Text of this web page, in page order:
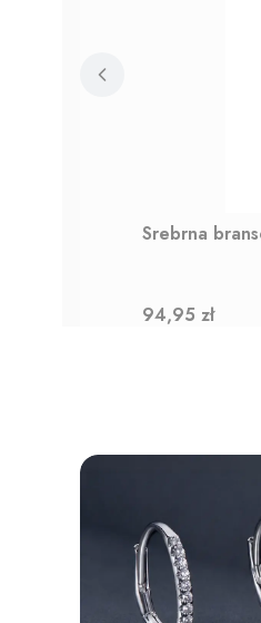
Srebrna
Cena
94,95 zł